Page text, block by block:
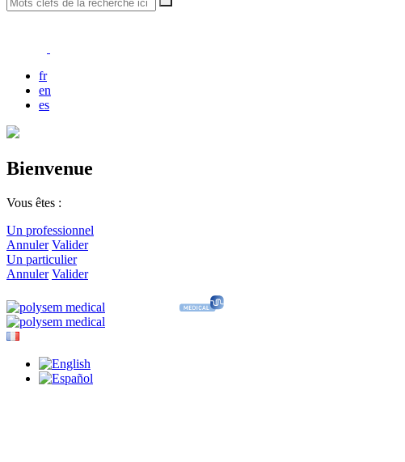
fr
en
es
Bienvenue
Vous êtes :
Un professionnel
Annuler Valider
Un particulier
Annuler Valider